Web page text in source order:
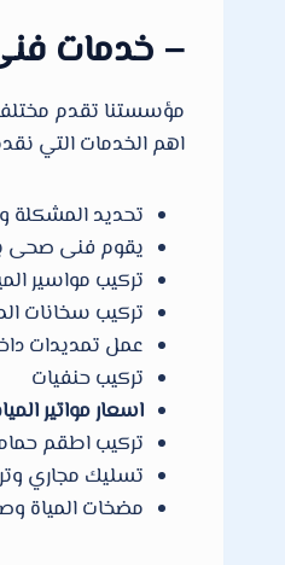
– خدمات
مؤسستنا تقدم
اهم الخدمات التي
تحديد المشكلة
يقوم فنى صحى
تركيب مواسير
تركيب سخانات
عمل تمديدات
تركيب حنفيات
اسعار مواتير
تركيب اطقم
تسليك مجاري
مضخات المياة